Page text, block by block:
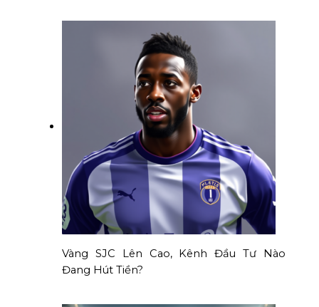
Vàng SJC Lên Cao, Kênh Đầu Tư Nào
Đang Hút Tiền?